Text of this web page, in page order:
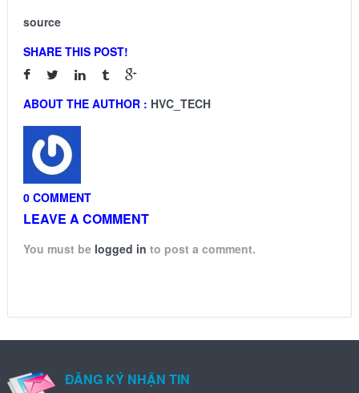
source
SHARE THIS POST!
ABOUT THE AUTHOR : HVC_TECH
0 COMMENT
LEAVE A COMMENT
You must be logged in to post a comment.
ĐĂNG KÝ NHẬN TIN